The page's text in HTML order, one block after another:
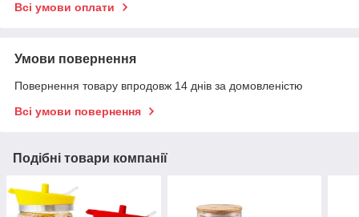
Всі умови оплати
Умови повернення
Повернення товару впродовж 14 днів за домовленістю
Всі умови повернення
Подібні товари компанії